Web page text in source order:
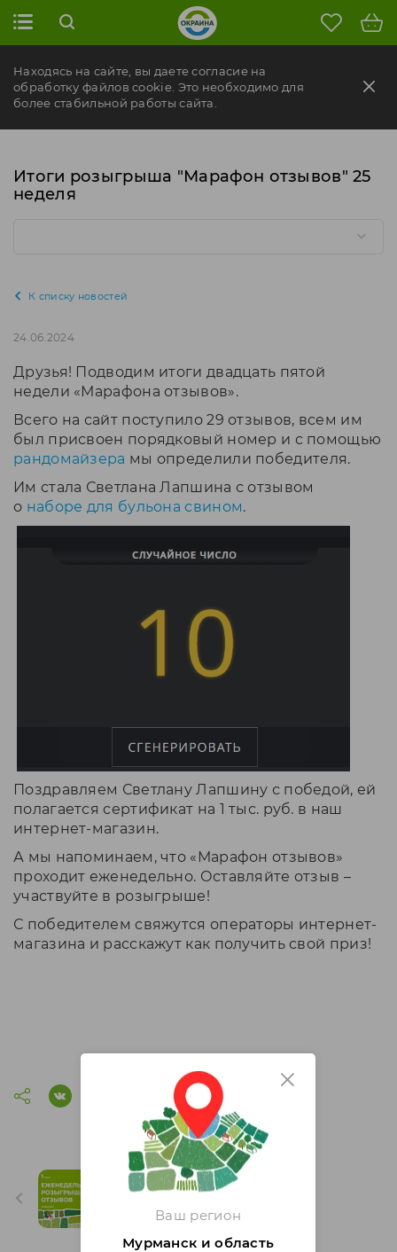
Ваш регион
Мурманск и область
Находясь на сайте, вы даете согласие на
обработку файлов cookie. Это необходимо для
более стабильной работы сайта.
Итоги розыгрыша "Марафон отзывов" 25
неделя
К списку новостей
24.06.2024
Друзья! Подводим итоги двадцать пятой
недели «Марафона отзывов».
Всего на сайт поступило 29 отзывов, всем им
был присвоен порядковый номер и с помощью
рандомайзера мы определили победителя.
Им стала Светлана Лапшина с отзывом
о наборе для бульона свином.
Поздравляем Светлану Лапшину с победой, ей
полагается сертификат на 1 тыс. руб. в наш
интернет-магазин.
А мы напоминаем, что «Марафон отзывов»
проходит еженедельно. Оставляйте отзыв –
участвуйте в розыгрыше!
С победителем свяжутся операторы интернет-
магазина и расскажут как получить свой приз!
Итоги розыгрыша "Марафон